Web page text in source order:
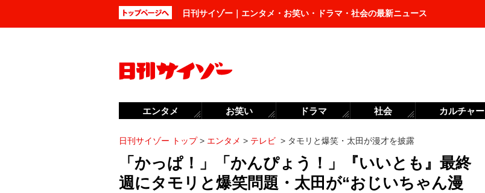
日刊サイゾー｜エンタメ・お笑い・ドラマ・社会の最新ニュース
日刊サイゾー トップ> エンタメ > テレビ > タモリと爆笑・太田が漫才を披露
「かっぱ！」「かんぴょう！」『いいとも』最終
週にタモリと爆笑問題・太田が“おじいちゃん漫
エンタメ お笑い ドラマ 社会 カルチャー